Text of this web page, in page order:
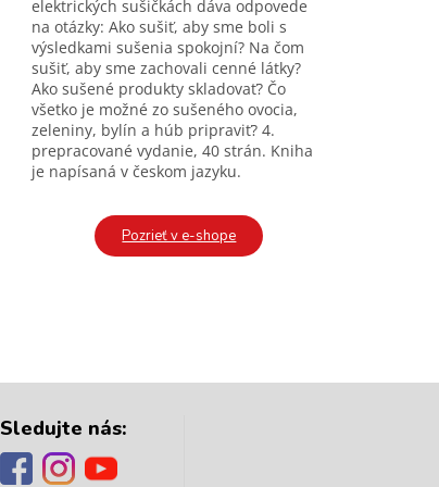
elektrických sušičkách dáva odpovede
na otázky: Ako sušiť, aby sme boli s
výsledkami sušenia spokojní? Na čom
sušiť, aby sme zachovali cenné látky?
Ako sušené produkty skladovať? Čo
všetko je možné zo sušeného ovocia,
zeleniny, bylín a húb pripraviť? 4.
prepracované vydanie, 40 strán. Kniha
je napísaná v českom jazyku.
Pozrieť v e-shope
Sledujte nás: